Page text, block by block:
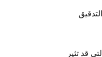
قد تثير